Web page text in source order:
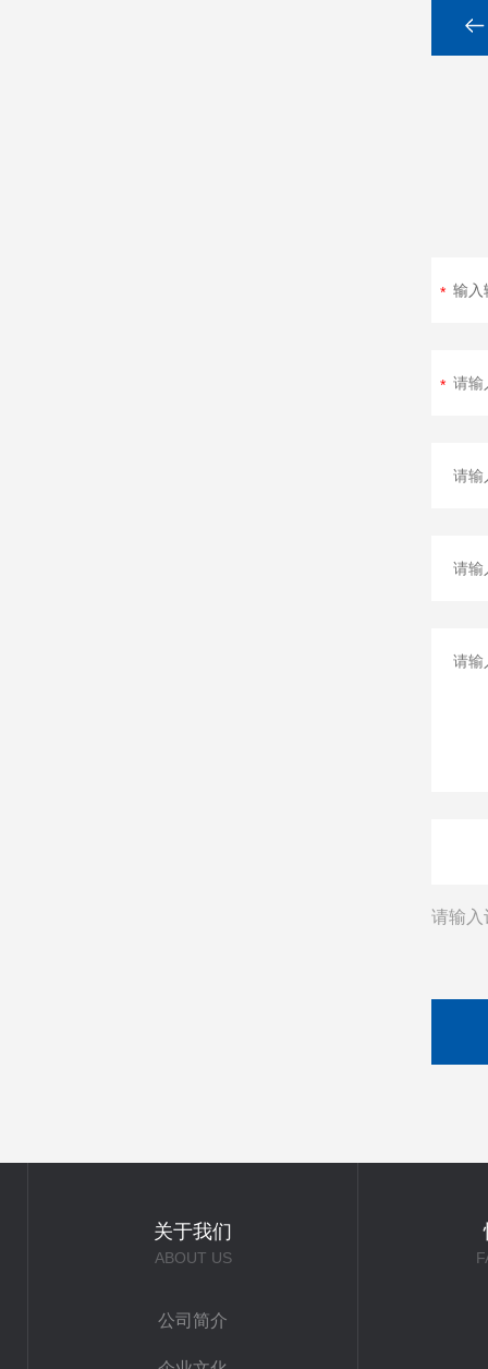
请输入
关于我们
ABOUT US
公司简介